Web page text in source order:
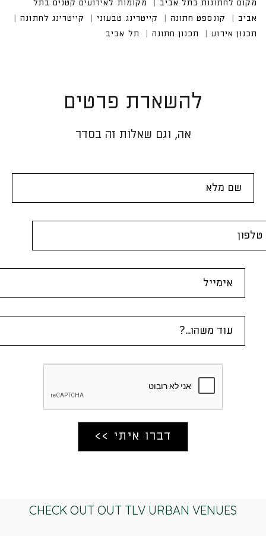
להשארת פרטים
אה, וגם שאלות זה בסדר
CHECK OUT OUT TLV URBAN VENUES